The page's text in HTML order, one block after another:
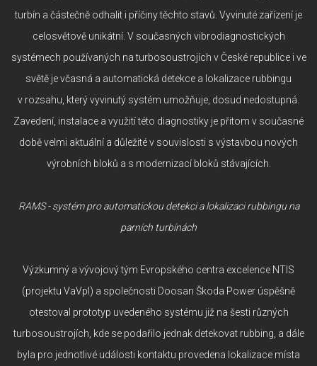
turbín a částečně odhalit i příčiny těchto stavů. Vyvinuté zařízení je
celosvětově unikátní. V současných vibrodiagnostických
systémech používaných na turbosoustrojích v České republice i ve
světě je včasná a automatická detekce a lokalizace rubbingu
v rozsahu, který vyvinutý systém umožňuje, dosud nedostupná.
Zavedení, instalace a využití této diagnostiky je přitom v současné
době velmi aktuální a důležité v souvislosti s výstavbou nových
výrobních bloků a s modernizací bloků stávajících.
RAMS - systém pro automatickou detekci a lokalizaci rubbingu na
parních turbínách
Výzkumný a vývojový tým Evropského centra excelence NTIS
(projektu VaVpI) a společnosti Doosan Škoda Power úspěšně
otestoval prototyp uvedeného systému již na šesti různých
turbosoustrojích, kde se podařilo jednak detekovat rubbing, a dále
byla pro jednotlivé události kontaktu provedena lokalizace místa